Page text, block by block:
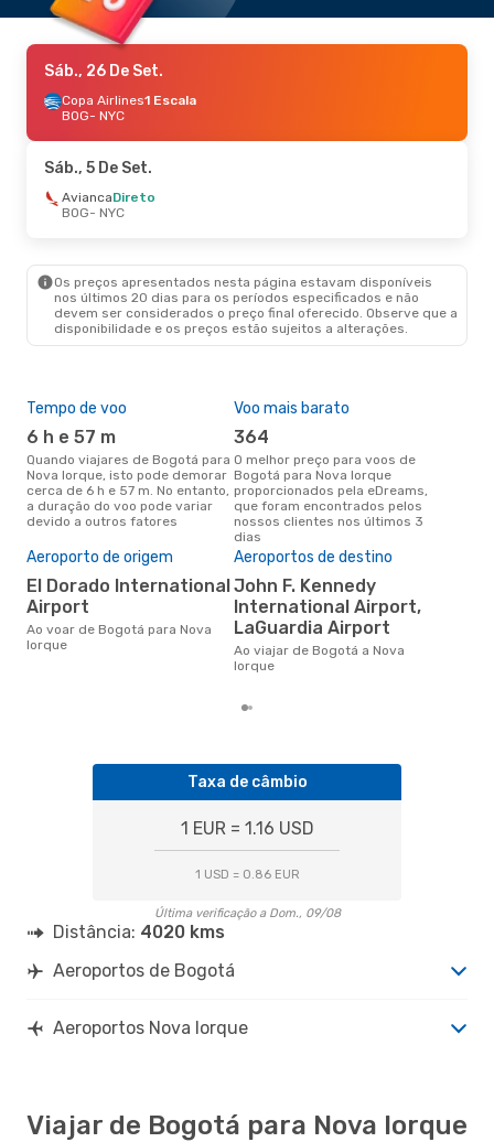
Sáb., 26 De Set.
Copa Airlines1 Escala
BOG- NYC
Sáb., 5 De Set.
AviancaDireto
BOG- NYC
Os preços apresentados nesta página estavam disponíveis
nos últimos 20 dias para os períodos especificados e não
devem ser considerados o preço final oferecido. Observe que a
disponibilidade e os preços estão sujeitos a alterações.
Tempo de voo
6 h e 57 m
Quando viajares de Bogotá para
Nova Iorque, isto pode demorar
cerca de 6 h e 57 m. No entanto,
a duração do voo pode variar
devido a outros fatores
Voo mais barato
364
O melhor preço para voos de
Bogotá para Nova Iorque
proporcionados pela eDreams,
que foram encontrados pelos
nossos clientes nos últimos 3
dias
Aeroporto de origem
El Dorado International
Airport
Ao voar de Bogotá para Nova
Iorque
Aeroportos de destino
John F. Kennedy
International Airport,
LaGuardia Airport
Ao viajar de Bogotá a Nova
Iorque
Taxa de câmbio
1 EUR = 1.16 USD
1 USD = 0.86 EUR
Última verificação a Dom., 09/08
Distância: 4020 kms
Aeroportos de Bogotá
Aeroportos Nova Iorque
Viajar de Bogotá para Nova Iorque